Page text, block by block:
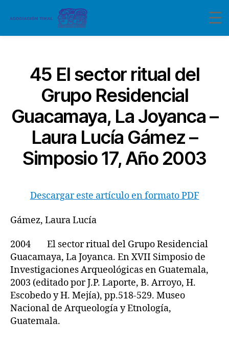
45 El sector ritual del
Grupo Residencial
Guacamaya, La Joyanca –
Laura Lucía Gámez –
Simposio 17, Año 2003
Descargar este artículo en formato PDF
Gámez, Laura Lucía
2004 El sector ritual del Grupo Residencial
Guacamaya, La Joyanca. En XVII Simposio de
Investigaciones Arqueológicas en Guatemala,
2003 (editado por J.P. Laporte, B. Arroyo, H.
Escobedo y H. Mejía), pp.518-529. Museo
Nacional de Arqueología y Etnología,
Guatemala.